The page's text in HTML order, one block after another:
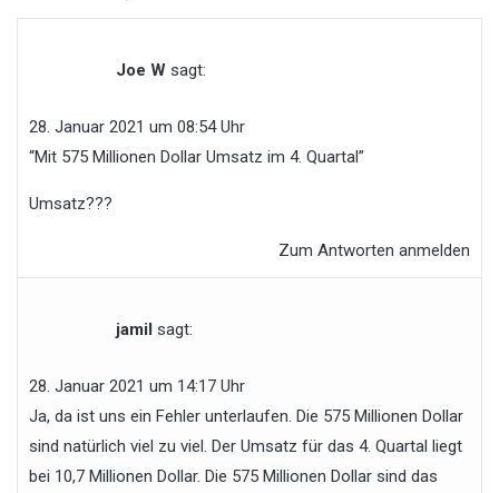
Joe W sagt:
28. Januar 2021 um 08:54 Uhr
“Mit 575 Millionen Dollar Umsatz im 4. Quartal”
Umsatz???
Zum Antworten anmelden
jamil sagt:
28. Januar 2021 um 14:17 Uhr
Ja, da ist uns ein Fehler unterlaufen. Die 575 Millionen Dollar
sind natürlich viel zu viel. Der Umsatz für das 4. Quartal liegt
bei 10,7 Millionen Dollar. Die 575 Millionen Dollar sind das